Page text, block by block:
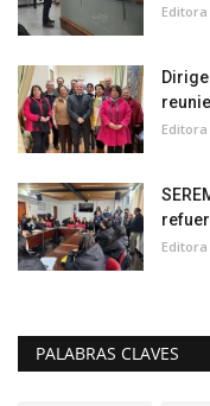
Editora
Editora
Editora
PALABRAS CLAVES